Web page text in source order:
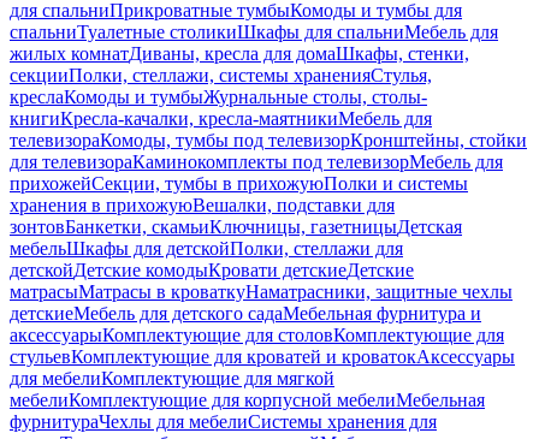
для спальниПрикроватные тумбыКомоды и тумбы для
спальниТуалетные столикиШкафы для спальниМебель для
жилых комнатДиваны, кресла для домаШкафы, стенки,
секцииПолки, стеллажи, системы храненияСтулья,
креслаКомоды и тумбыЖурнальные столы, столы-
книгиКресла-качалки, кресла-маятникиМебель для
телевизораКомоды, тумбы под телевизорКронштейны, стойки
для телевизораКаминокомплекты под телевизорМебель для
прихожейСекции, тумбы в прихожуюПолки и системы
хранения в прихожуюВешалки, подставки для
зонтовБанкетки, скамьиКлючницы, газетницыДетская
мебельШкафы для детскойПолки, стеллажи для
детскойДетские комодыКровати детскиеДетские
матрасыМатрасы в кроваткуНаматрасники, защитные чехлы
детскиеМебель для детского садаМебельная фурнитура и
аксессуарыКомплектующие для столовКомплектующие для
стульевКомплектующие для кроватей и кроватокАксессуары
для мебелиКомплектующие для мягкой
мебелиКомплектующие для корпусной мебелиМебельная
фурнитураЧехлы для мебелиСистемы хранения для